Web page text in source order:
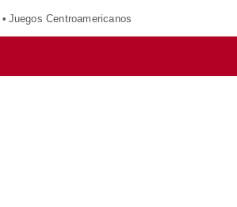
Juegos Centroamericanos